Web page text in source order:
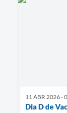
11 ABR 2026 -
Dia D de